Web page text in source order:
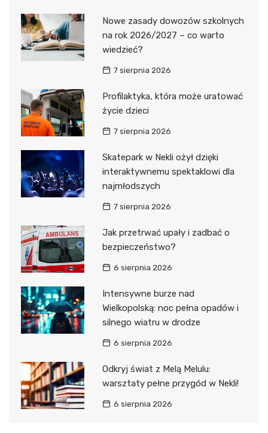
Nowe zasady dowozów szkolnych
na rok 2026/2027 – co warto
wiedzieć?
7 sierpnia 2026
Profilaktyka, która może uratować
życie dzieci
7 sierpnia 2026
Skatepark w Nekli ożył dzięki
interaktywnemu spektaklowi dla
najmłodszych
7 sierpnia 2026
Jak przetrwać upały i zadbać o
bezpieczeństwo?
6 sierpnia 2026
Intensywne burze nad
Wielkopolską: noc pełna opadów i
silnego wiatru w drodze
6 sierpnia 2026
Odkryj świat z Melą Melulu:
warsztaty pełne przygód w Nekli!
6 sierpnia 2026